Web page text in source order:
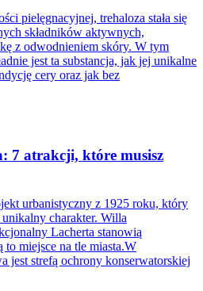
pielęgnacyjnej, trehaloza stała się
składników aktywnych,
z odwodnieniem skóry. W tym
jest ta substancja, jak jej unikalne
cery oraz jak bez
7 atrakcji, które musisz
urbanistyczny z 1925 roku, który
charakter. Willa
Lacherta stanowią
miejsce na tle miasta.W
jest strefą ochrony konserwatorskiej